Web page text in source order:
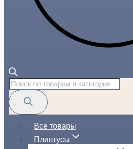
Поиск
товаров
Все товары
Плинтусы